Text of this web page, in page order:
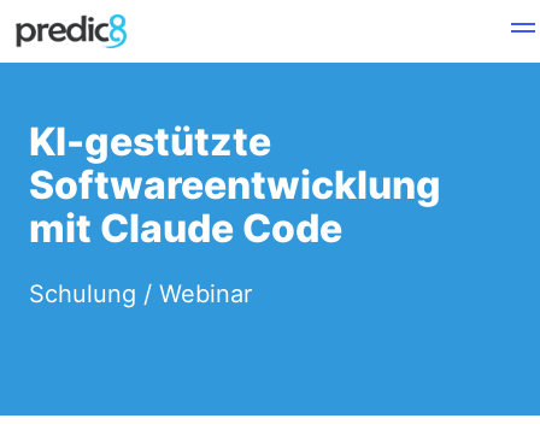
KI-gestützte
Softwareentwicklung
mit Claude Code
Schulung / Webinar